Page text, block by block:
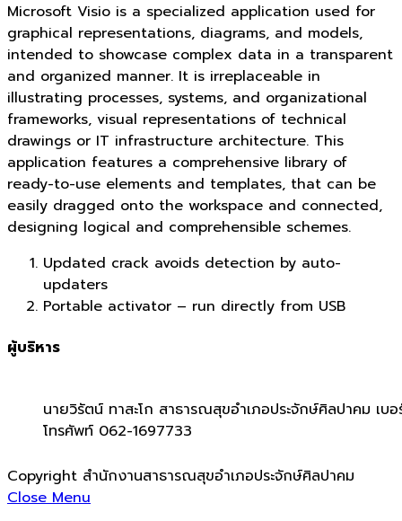
Microsoft Visio is a specialized application used for
graphical representations, diagrams, and models,
intended to showcase complex data in a transparent
and organized manner. It is irreplaceable in
illustrating processes, systems, and organizational
frameworks, visual representations of technical
drawings or IT infrastructure architecture. This
application features a comprehensive library of
ready-to-use elements and templates, that can be
easily dragged onto the workspace and connected,
designing logical and comprehensible schemes.
Updated crack avoids detection by auto-
updaters
Portable activator – run directly from USB
ผู้บริหาร
นายวิรัตน์ ทาสะโก สาธารณสุขอำเภอประจักษ์ศิลปาคม เบอ
โทรศัพท์ 062-1697733
Copyright สำนักงานสาธารณสุขอำเภอประจักษ์ศิลปาคม
Close Menu